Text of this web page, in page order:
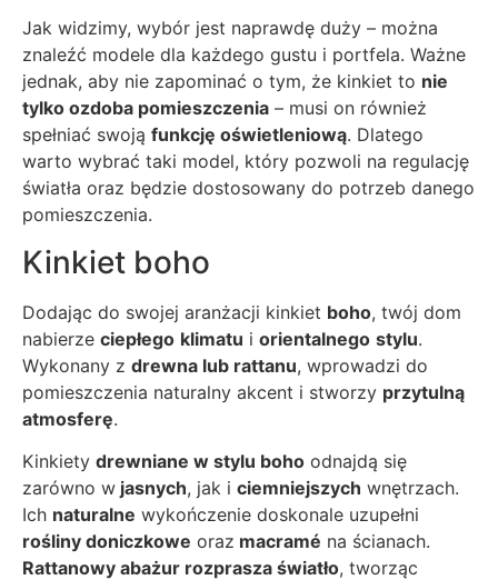
Jak widzimy, wybór jest naprawdę duży – można
znaleźć modele dla każdego gustu i portfela. Ważne
jednak, aby nie zapominać o tym, że kinkiet to nie
tylko ozdoba pomieszczenia – musi on również
spełniać swoją funkcję oświetleniową. Dlatego
warto wybrać taki model, który pozwoli na regulację
światła oraz będzie dostosowany do potrzeb danego
pomieszczenia.
Kinkiet boho
Dodając do swojej aranżacji kinkiet boho, twój dom
nabierze ciepłego klimatu i orientalnego stylu.
Wykonany z drewna lub rattanu, wprowadzi do
pomieszczenia naturalny akcent i stworzy przytulną
atmosferę.
Kinkiety drewniane w stylu boho odnajdą się
zarówno w jasnych, jak i ciemniejszych wnętrzach.
Ich naturalne wykończenie doskonale uzupełni
rośliny doniczkowe oraz macramé na ścianach.
Rattanowy abażur rozprasza światło, tworząc